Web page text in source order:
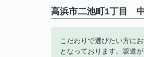
高浜市二池町1丁目
こだわりで選びたい方に
となっております。坂道